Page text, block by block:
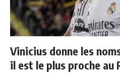
Vinicius donne les
il est le plus proche au